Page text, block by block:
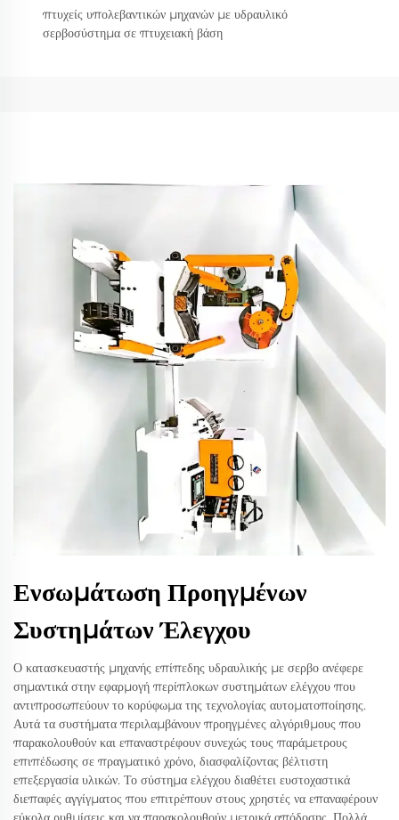
πτυχείς υπολεβαντικών μηχανών με υδραυλικό
σερβοσύστημα σε πτυχειακή βάση
Ενσωμάτωση Προηγμένων
Συστημάτων Έλεγχου
Ο κατασκευαστής μηχανής επίπεδης υδραυλικής με σερβο ανέφερε
σημαντικά στην εφαρμογή περίπλοκων συστημάτων ελέγχου που
αντιπροσωπεύουν το κορύφωμα της τεχνολογίας αυτοματοποίησης.
Αυτά τα συστήματα περιλαμβάνουν προηγμένες αλγόριθμους που
παρακολουθούν και επαναστρέφουν συνεχώς τους παράμετρους
επιπέδωσης σε πραγματικό χρόνο, διασφαλίζοντας βέλτιστη
επεξεργασία υλικών. Το σύστημα ελέγχου διαθέτει ευστοχαστικά
διεπαφές αγγίγματος που επιτρέπουν στους χρηστές να επαναφέρουν